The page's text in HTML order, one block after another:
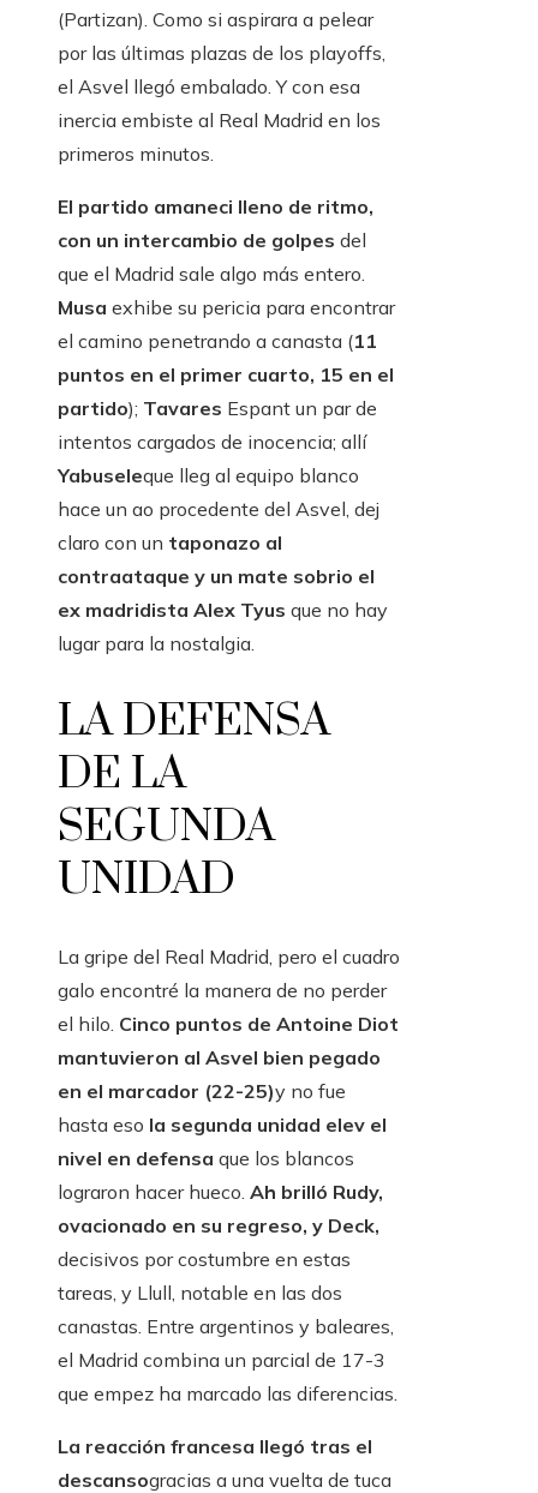
(Partizan). Como si aspirara a pelear
por las últimas plazas de los playoffs,
el Asvel llegó embalado. Y con esa
inercia embiste al Real Madrid en los
primeros minutos.
El partido amaneci lleno de ritmo,
con un intercambio de golpes del
que el Madrid sale algo más entero.
Musa exhibe su pericia para encontrar
el camino penetrando a canasta (11
puntos en el primer cuarto, 15 en el
partido); Tavares Espant un par de
intentos cargados de inocencia; allí
Yabuseleque lleg al equipo blanco
hace un ao procedente del Asvel, dej
claro con un taponazo al
contraataque y un mate sobrio el
ex madridista Alex Tyus que no hay
lugar para la nostalgia.
LA DEFENSA
DE LA
SEGUNDA
UNIDAD
La gripe del Real Madrid, pero el cuadro
galo encontré la manera de no perder
el hilo. Cinco puntos de Antoine Diot
mantuvieron al Asvel bien pegado
en el marcador (22-25)y no fue
hasta eso la segunda unidad elev el
nivel en defensa que los blancos
lograron hacer hueco. Ah brilló Rudy,
ovacionado en su regreso, y Deck,
decisivos por costumbre en estas
tareas, y Llull, notable en las dos
canastas. Entre argentinos y baleares,
el Madrid combina un parcial de 17-3
que empez ha marcado las diferencias.
La reacción francesa llegó tras el
descansogracias a una vuelta de tuca